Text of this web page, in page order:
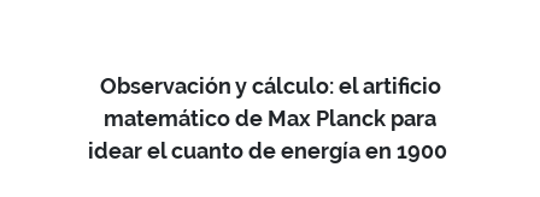
Observación y cálculo: el artificio
matemático de Max Planck para
idear el cuanto de energía en 1900